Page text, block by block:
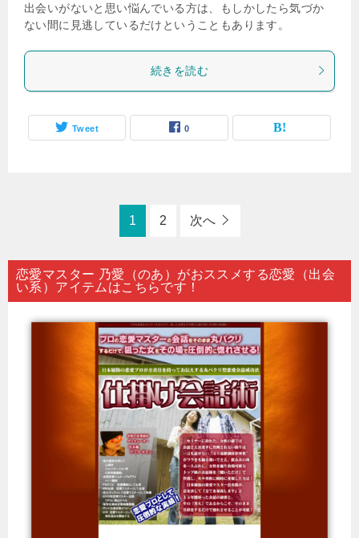
出会いがないと思い悩んでいる方は、もしかしたら気づか
ない間に見逃しているだけということもあります。
続きを読む
Tweet 0
1 2 次へ
恋愛マスター 乃愛（のあ）がおススメする恋愛（出会
い系）アイテムはこちらです！